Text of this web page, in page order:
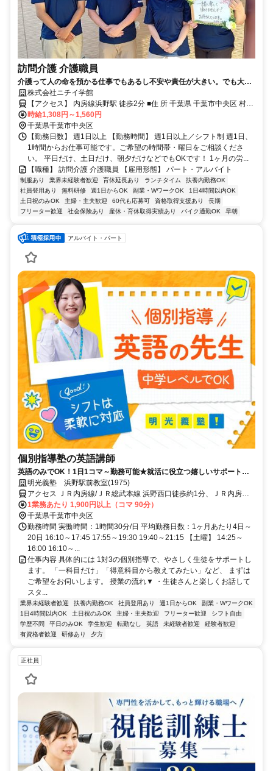
訪問介護 介護職員
介護って人の命を預かる仕事でもあるし不安や責任が大きい。でも大丈
夫！ニチイなら研修体制やベテランスタッフが丁寧に判りやすく教えて
くれるから安心！あなたの力を必要としている人がたくさんいます。少
しでも多くの高齢者の方々を一緒に支えるお仕事をして見ませんか？
株式会社ニチイ学館
【アクセス】 内房線浜野駅 徒歩2分 ■住 所 千葉県 千葉市中央区 村田
町1226 ■アクセス 内房線浜野駅 徒歩2分
時給1,308円～1,560円
千葉県千葉市中央区
【勤務日数】 週1日以上 【勤務時間】 週1日以上／シフト制 週1日、
1時間からお仕事可能です。ご希望の時間帯・曜日をご相談くださ
い。 平日だけ、土日だけ、朝夕だけなどでもOKです！ 1ヶ月の労...
【職種】 訪問介護 介護職員 【雇用形態】 パート・アルバイト
制服あり 業界未経験者歓迎 育休延長あり ランチタイム
扶養内勤務OK
社員登用あり
無料研修 週1日からOK 副業・WワークOK
1日4時間以内OK
土日祝のみOK
主婦・主夫歓迎 60代も応募可 資格取得支援あり
長期
フリーター歓迎
社会保険あり 産休・育休取得実績あり バイク通勤OK 早朝
アルバイト・パート
個別指導塾の英語講師
英語のみでOK！1日1コマ～勤務可能★就活に役立つ嬉しいサポートも
◎ミドル・シニアも活躍中
明光義塾 浜野駅前教室(1975)
アクセス ＪＲ内房線/ＪＲ総武本線 浜野西口徒歩約1分、ＪＲ内房線/
ＪＲ総武本線 八幡宿西口徒歩約30分、京成千原線 学園前（千葉県）
出入口1徒歩約44分
1業務あたり 1,900円以上（コマ 90分）
千葉県千葉市中央区
勤務時間 実働時間：1時間30分/日 平均勤務日数：1ヶ月あたり4日～
20日 16:10～17:45 17:55～19:30 19:40～21:15 【土曜】 14:25～
16:00 16:10～...
仕事内容 具体的には 1対3の個別指導で、やさしく生徒をサポートし
ます。 「一科目だけ」「得意科目から教えてみたい」など、 まずは
ご希望をお伺いします。 授業の流れ▼ ・生徒さんと楽しくお話して
スタ...
業界未経験者歓迎 扶養内勤務OK 社員登用あり 週1日からOK
副業・WワークOK
1日4時間以内OK
土日祝のみOK 主婦・主夫歓迎 フリーター歓迎
シフト自由
学歴不問
平日のみOK 学生歓迎 転勤なし 英語 未経験者歓迎
経験者歓迎
有資格者歓迎
研修あり 夕方
正社員